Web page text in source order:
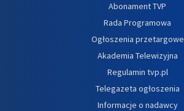
Abonament TVP
Rada Programowa
Ogłoszenia przetargowe
Akademia Telewizyjna
Regulamin tvp.pl
Telegazeta ogłoszenia
Informacje o nadawcy